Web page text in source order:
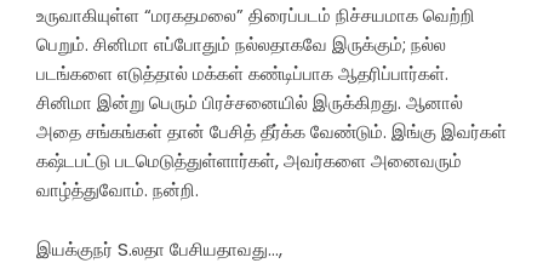
உருவாகியுள்ள “மரகதமலை” திரைப்படம் நிச்சயமாக வெற்றி
பெறும். சினிமா எப்போதும் நல்லதாகவே இருக்கும்; நல்ல
படங்களை எடுத்தால் மக்கள் கண்டிப்பாக ஆதரிப்பார்கள்.
சினிமா இன்று பெரும் பிரச்சனையில் இருக்கிறது. ஆனால்
அதை சங்கங்கள் தான் பேசித் தீர்க்க வேண்டும். இங்கு இவர்கள்
கஷ்டபட்டு படமெடுத்துள்ளார்கள், அவர்களை அனைவரும்
வாழ்த்துவோம். நன்றி.
இயக்குநர் S.லதா பேசியதாவது…,